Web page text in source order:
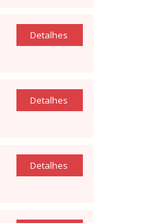
Detalhes
Detalhes
Detalhes